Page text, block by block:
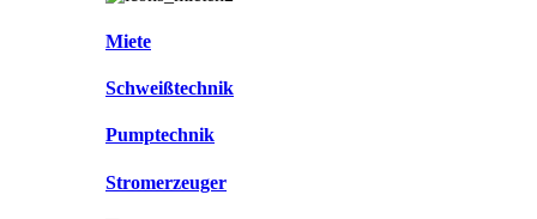
Miete
Schweißtechnik
Pumptechnik
Stromerzeuger